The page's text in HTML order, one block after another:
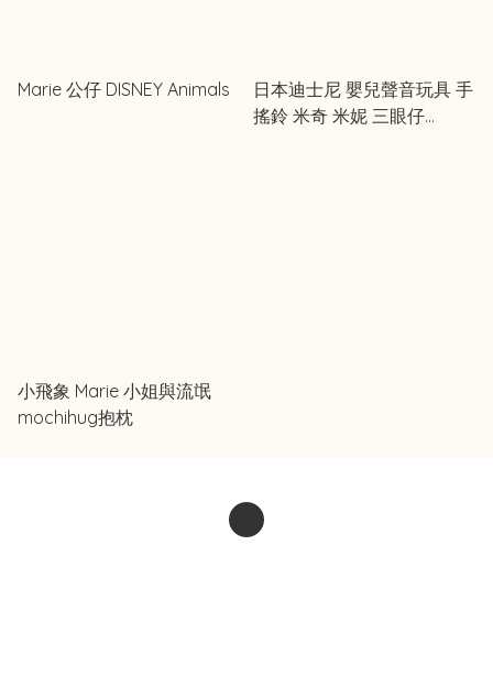
Marie 公仔 DISNEY Animals
日本迪士尼 嬰兒聲音玩具 手
搖鈴 米奇 米妮 三眼仔
小飛象 Marie 小姐與流氓
mochihug抱枕